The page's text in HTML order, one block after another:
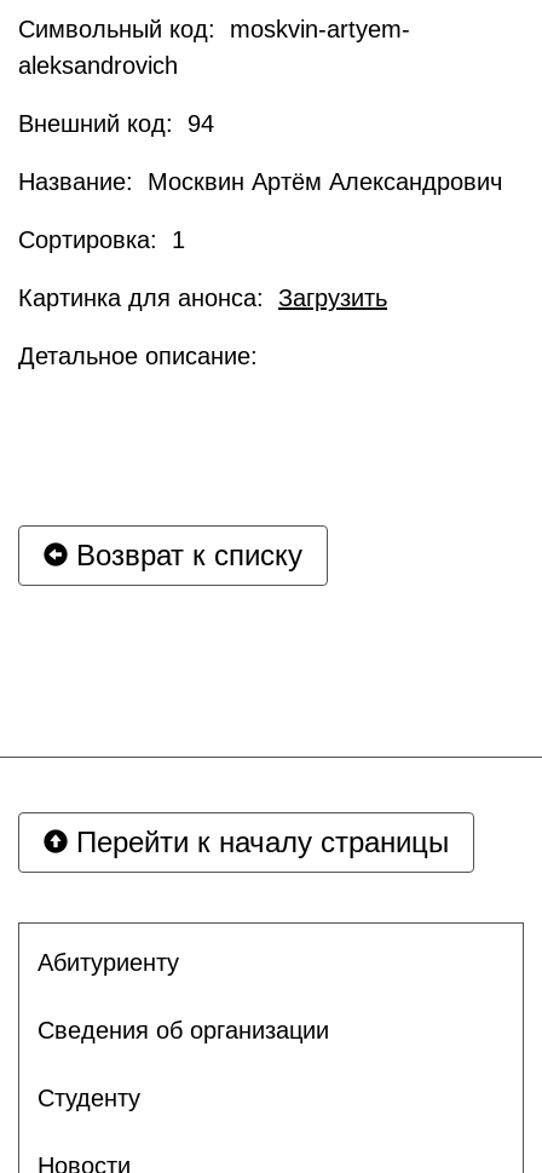
Символьный код: moskvin-artyem-
aleksandrovich
Внешний код: 94
Название: Москвин Артём Александрович
Сортировка: 1
Картинка для анонса: Загрузить
Детальное описание:
Возврат к списку
Перейти к началу страницы
Абитуриенту
Сведения об организации
Студенту
Новости